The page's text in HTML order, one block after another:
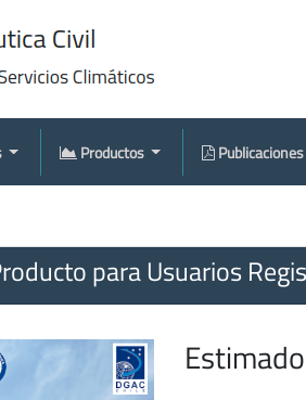
Productos Publicaciones
para Usuarios